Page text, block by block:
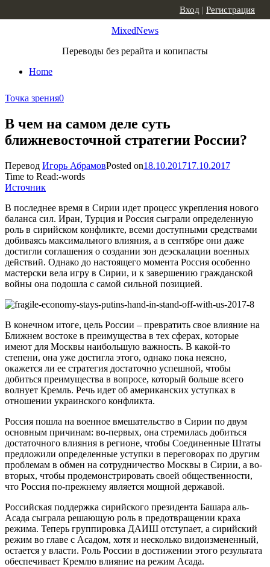
MixedNews
Переводы без рерайта и копипасты
Home
Вход | Регистрация
Точка зрения0
В чем на самом деле суть
ближневосточной стратегии России?
Перевод Игорь АбрамовPosted on18.10.201717.10.2017
Time to Read:-words
Источник
В последнее время в Сирии идет процесс укрепления нового
баланса сил. Иран, Турция и Россия сыграли определенную
роль в сирийском конфликте, всеми доступными средствами
добиваясь максимального влияния, а в сентябре они даже
достигли соглашения о создании зон деэскалации военных
действий. Однако до настоящего момента Россия особенно
мастерски вела игру в Сирии, и к завершению гражданской
войны она подошла с самой сильной позицией.
В конечном итоге, цель России – превратить свое влияние на
Ближнем востоке в преимущества в тех сферах, которые
имеют для Москвы наибольшую важность. В какой-то
степени, она уже достигла этого, однако пока неясно,
окажется ли ее стратегия достаточно успешной, чтобы
добиться преимущества в вопросе, который больше всего
волнует Кремль. Речь идет об американских уступках в
отношении украинского конфликта.
Россия пошла на военное вмешательство в Сирии по двум
основным причинам: во-первых, она стремилась добиться
достаточного влияния в регионе, чтобы Соединенные Штаты
предложили определенные уступки в переговорах по другим
проблемам в обмен на сотрудничество Москвы в Сирии, а во-
вторых, чтобы продемонстрировать своей общественности,
что Россия по-прежнему является мощной державой.
Российская поддержка сирийского президента Башара аль-
Асада сыграла решающую роль в предотвращении краха
режима. Теперь группировка ДАИШ отступает, а сирийский
режим во главе с Асадом, хотя и несколько видоизмененный,
остается у власти. Роль России в достижении этого результата
обеспечивает Кремлю влияние на режим Асада.